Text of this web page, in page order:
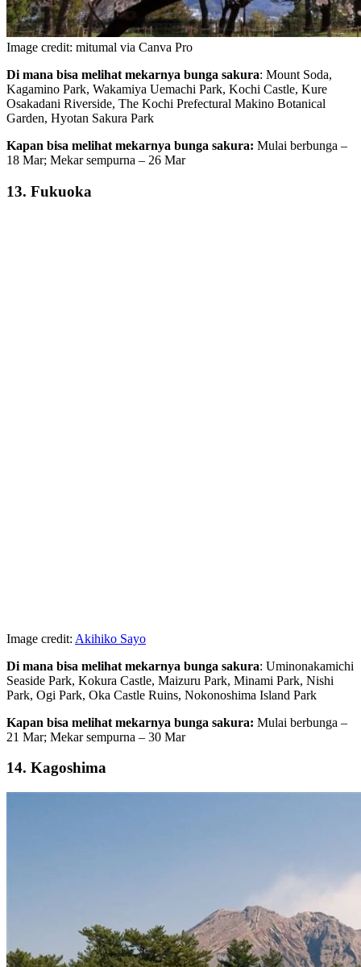
Image credit: mitumal via Canva Pro
Di mana bisa melihat mekarnya bunga sakura: Mount Soda,
Kagamino Park, Wakamiya Uemachi Park, Kochi Castle, Kure
Osakadani Riverside, The Kochi Prefectural Makino Botanical
Garden, Hyotan Sakura Park
Kapan bisa melihat mekarnya bunga sakura: Mulai berbunga –
18 Mar; Mekar sempurna – 26 Mar
13. Fukuoka
Image credit: Akihiko Sayo
Di mana bisa melihat mekarnya bunga sakura: Uminonakamichi
Seaside Park, Kokura Castle, Maizuru Park, Minami Park, Nishi
Park, Ogi Park, Oka Castle Ruins, Nokonoshima Island Park
Kapan bisa melihat mekarnya bunga sakura: Mulai berbunga –
21 Mar; Mekar sempurna – 30 Mar
14. Kagoshima